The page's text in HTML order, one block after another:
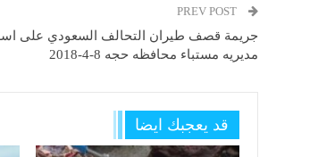
PREV POST
جريمة قصف طيران التحالف السعودي على
مديريه مستباء محافظه حجه 8-4-2018
قد يعجبك ايضا